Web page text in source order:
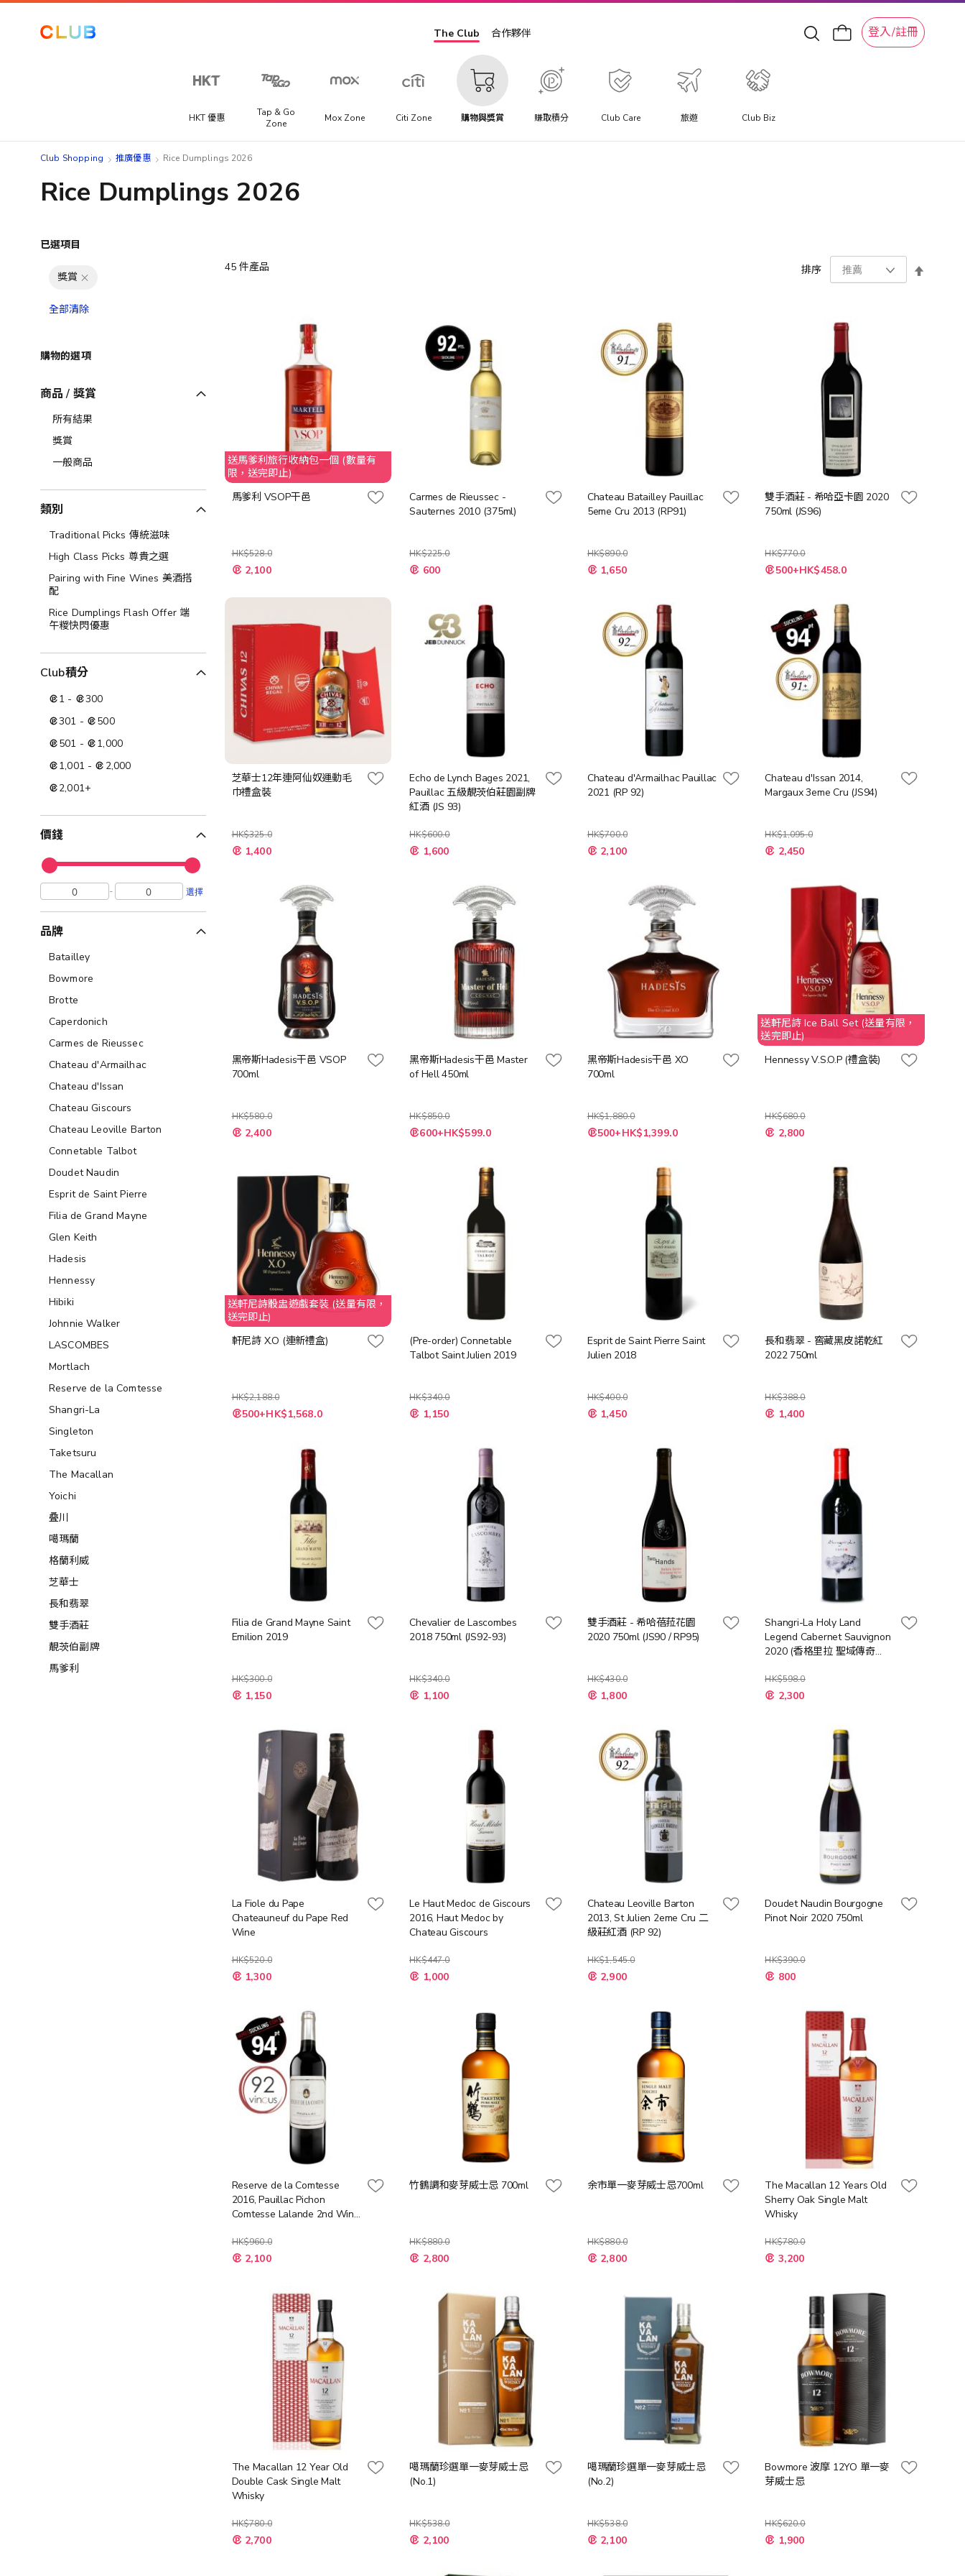
The Club 合作夥伴 登入/註冊
HKT 優惠
Tap & Go
Zone
Mox Zone Citi Zone 購物與獎賞 賺取積分 Club Care 旅遊 Club Biz
Club Shopping 推廣優惠 Rice Dumplings 2026
Rice Dumplings 2026
45件產品 排序
送馬爹利旅行收納包一個 (數量有
限，送完即止)
馬爹利 VSOP干邑
HK$528.0
特
殊
格
2,100
Carmes de Rieussec -
Sauternes 2010 (375ml)
HK$225.0
特
殊 600
Chateau Batailley Pauillac
5eme Cru 2013 (RP91)
HK$890.0
特
殊 1,650
雙手酒莊 - 希哈亞卡園 2020
750ml (JS96)
HK$770.0
特
殊 500+HK$458.0
芝華士12年連阿仙奴運動毛
巾禮盒裝
HK$325.0
特
殊 1,400
Echo de Lynch Bages 2021,
Pauillac 五級靚茨伯莊園副牌
紅酒 (JS 93)
HK$600.0
特
殊 1,600
Chateau d'Armailhac Pauillac
2021 (RP 92)
HK$700.0
特
殊 2,100
Chateau d'Issan 2014,
Margaux 3eme Cru (JS94)
HK$1,095.0
特
殊 2,450
黑帝斯Hadesis干邑 VSOP
700ml
HK$580.0
特
殊 2,400
黑帝斯Hadesis干邑 Master
of Hell 450ml
HK$850.0
特
殊 600+HK$599.0
黑帝斯Hadesis干邑 XO
700ml
HK$1,880.0
特
殊 500+HK$1,399.0
送軒尼詩 Ice Ball Set (送量有限，
送完即止)
Hennessy V.S.O.P (禮盒裝)
HK$680.0
特
殊 2,800
送軒尼詩骰盅遊戲套裝 (送量有限，
送完即止)
軒尼詩 X.O (連新禮盒)
HK$2,188.0
特
殊 500+HK$1,568.0
(Pre-order) Connetable
Talbot Saint Julien 2019
HK$340.0
特
殊 1,150
Esprit de Saint Pierre Saint
Julien 2018
HK$400.0
特
殊 1,450
長和翡翠 - 窖藏黑皮諾乾紅
2022 750ml
HK$388.0
特
殊 1,400
Filia de Grand Mayne Saint
Emilion 2019
HK$300.0
特
殊 1,150
Chevalier de Lascombes
2018 750ml (JS92-93)
HK$340.0
特
殊 1,100
雙手酒莊 - 希哈蓓菈花園
2020 750ml (JS90 / RP95)
HK$430.0
特
殊 1,800
Shangri-La Holy Land
Legend Cabernet Sauvignon
2020 (香格里拉 聖域傳奇
HK$598.0
特
殊 2,300
La Fiole du Pape
Chateauneuf du Pape Red
Wine
HK$520.0
特
殊 1,300
Le Haut Medoc de Giscours
2016, Haut Medoc by
Chateau Giscours
HK$447.0
特
殊 1,000
Chateau Leoville Barton
2013, St Julien 2eme Cru 二
級莊紅酒 (RP 92)
HK$1,545.0
特
殊 2,900
Doudet Naudin Bourgogne
Pinot Noir 2020 750ml
HK$390.0
特
殊 800
Reserve de la Comtesse
2016, Pauillac Pichon
Comtesse Lalande 2nd Wine
HK$960.0
特
殊 2,100
竹鶴調和麥芽威士忌 700ml
HK$880.0
特
殊 2,800
余市單一麥芽威士忌700ml
HK$880.0
特
殊 2,800
The Macallan 12 Years Old
Sherry Oak Single Malt
Whisky
HK$780.0
特
殊 3,200
The Macallan 12 Year Old
Double Cask Single Malt
Whisky
HK$780.0
特
殊 2,700
噶瑪蘭珍選單一麥芽威士忌
(No.1)
HK$538.0
特
殊 2,100
噶瑪蘭珍選單一麥芽威士忌
(No.2)
HK$538.0
特
殊 2,100
Bowmore 波摩 12YO 單一麥
芽威士忌
HK$620.0
特
殊 1,900
已選項目
獎賞
全部清除
購物的選項
商品 / 獎賞
所有結果
獎賞
一般商品
類別
Traditional Picks 傳統滋味
High Class Picks 尊貴之選
Pairing with Fine Wines 美酒搭
配
Rice Dumplings Flash Offer 端
午糉快閃優惠
Club積分
1 -
300
301 -
500
501 -
1,000
1,001 -
2,000
2,001+
價錢
- 選擇
品牌
Batailley
Bowmore
Brotte
Caperdonich
Carmes de Rieussec
Chateau d'Armailhac
Chateau d'Issan
Chateau Giscours
Chateau Leoville Barton
Connetable Talbot
Doudet Naudin
Esprit de Saint Pierre
Filia de Grand Mayne
Glen Keith
Hadesis
Hennessy
Hibiki
Johnnie Walker
LASCOMBES
Mortlach
Reserve de la Comtesse
Shangri-La
Singleton
Taketsuru
The Macallan
Yoichi
叠川
噶瑪蘭
格蘭利威
芝華士
長和翡翠
雙手酒莊
靚茨伯副牌
馬爹利